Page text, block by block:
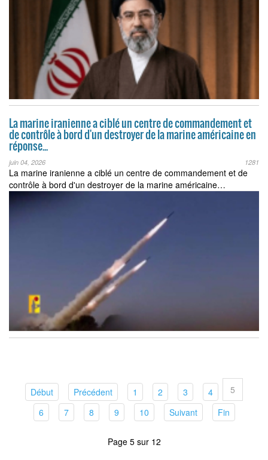
La marine iranienne a ciblé un centre de commandement et
de contrôle à bord d'un destroyer de la marine américaine en
réponse...
juin 04, 2026 1281
La marine iranienne a ciblé un centre de commandement et de
contrôle à bord d'un destroyer de la marine américaine…
Début(current)Précédent(current)
1 (current)
2 (current)
3 (current)
4(current)
5
6(current)
7(current)
8(current)
9(current)
10(current)Suivant(current)
Fin(current)
Page 5 sur 12